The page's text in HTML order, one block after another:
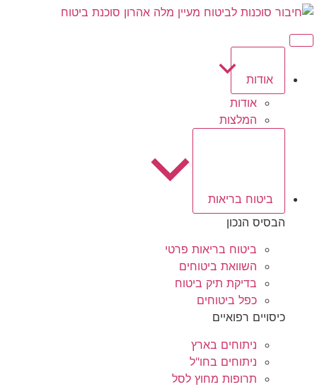
אודות
אודות
המלצות
ביטוח בריאות
הבסיס הנכון
ביטוח בריאות פרטי
השוואת ביטוחים
בדיקת תיק ביטוח
כפל ביטוחים
כיסויים רפואיים
ניתוחים בארץ
ניתוחים בחו"ל
תרופות מחוץ לסל